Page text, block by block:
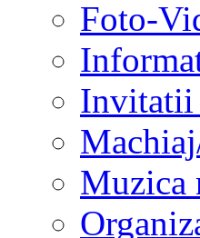
Foto-
Invitatii
Muzica